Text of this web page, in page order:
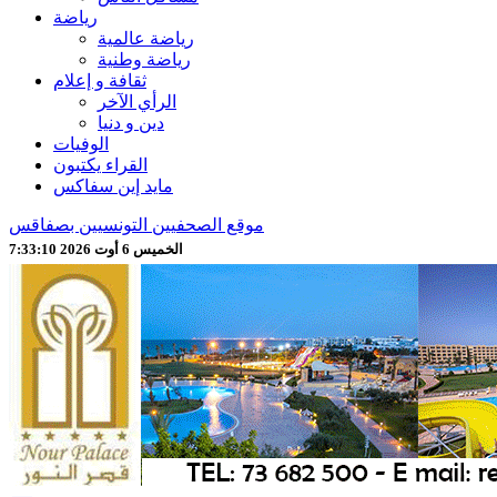
رياضة
رياضة عالمية
رياضة وطنية
ثقافة و إعلام
الرأي الآخر
دين و دنيا
الوفيات
القراء يكتبون
مايد إين سفاكس
موقع الصحفيين التونسيين بصفاقس
الخميس 6 أوت 2026 7:33:12